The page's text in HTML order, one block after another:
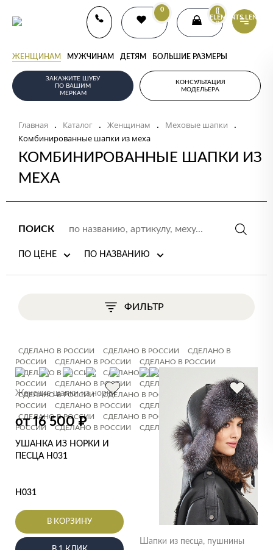
0
{{
ELEMENTS.LENGTH
}}
ЖЕНЩИНАМ МУЖЧИНАМ ДЕТЯМ БОЛЬШИЕ РАЗМЕРЫ
ЗАКАЖИТЕ ШУБУ
ПО ВАШИМ
МЕРКАМ
КОНСУЛЬТАЦИЯ
МОДЕЛЬЕРА
Главная . Каталог . Женщинам . Меховые шапки .
Комбинированные шапки из меха
КОМБИНИРОВАННЫЕ ШАПКИ ИЗ
МЕХА
ПОИСК
ПО ЦЕНЕ ПО НАЗВАНИЮ
ФИЛЬТР
СДЕЛАНО В РОССИИ СДЕЛАНО В РОССИИ
СДЕЛАНО В
РОССИИ
СДЕЛАНО В РОССИИ
СДЕЛАНО В РОССИИ
СДЕЛАНО В РОССИИ
СДЕЛАНО В РОССИИ
РОССИИ
СДЕЛАНО В РОССИИ
СДЕЛАНО В РОССИИ
СДЕЛАНО В РОССИИ
СДЕЛАНО В РОССИИ
СДЕЛАНО В
РОССИИ
СДЕЛАНО В РОССИИ
СДЕЛАНО В РОССИИ
СДЕЛАНО В РОССИИ
СДЕЛАНО В РОССИИ
СДЕЛАНО В
РОССИИ
СДЕЛАНО В РОССИИ СДЕЛАНО В РОССИИ
Женские шапки из норки
от 16 500₽
УШАНКА ИЗ НОРКИ И
ПЕСЦА Н031
Н031
В КОРЗИНУ
Шапки из песца, пушнины